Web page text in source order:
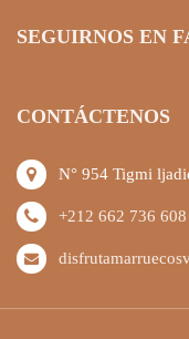
SEGUIRNOS EN
CONTÁCTENOS
N° 954 Tigmi
+212 662 736 608